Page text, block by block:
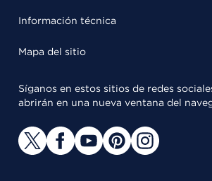
Información técnica
Mapa del sitio
Síganos en estos sitios de redes
abrirán en una nueva ventana del